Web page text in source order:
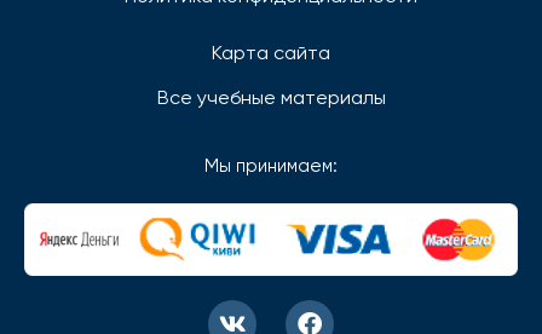
Карта сайта
Все учебные материалы
Мы принимаем: